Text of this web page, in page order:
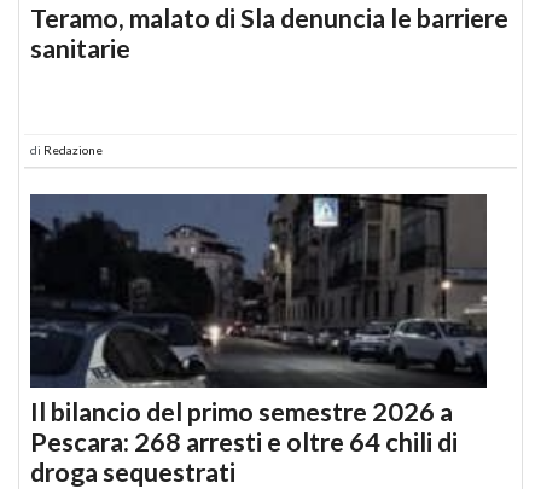
Teramo, malato di Sla denuncia le barriere
sanitarie
di Redazione
Il bilancio del primo semestre 2026 a
Pescara: 268 arresti e oltre 64 chili di
droga sequestrati